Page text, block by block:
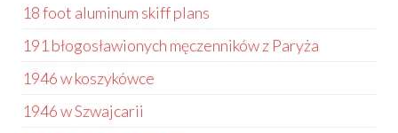
18 foot aluminum skiff plans
191 błogosławionych męczenników z Paryża
1946 w koszykówce
1946 w Szwajcarii